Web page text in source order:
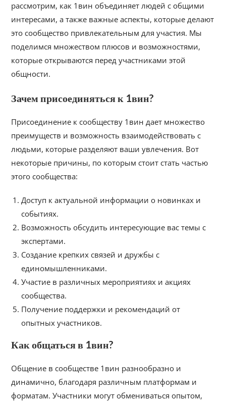
рассмотрим, как 1вин объединяет людей с общими
интересами, а также важные аспекты, которые делают
это сообщество привлекательным для участия. Мы
поделимся множеством плюсов и возможностями,
которые открываются перед участниками этой
общности.
Зачем присоединяться к 1вин?
Присоединение к сообществу 1вин дает множество
преимуществ и возможность взаимодействовать с
людьми, которые разделяют ваши увлечения. Вот
некоторые причины, по которым стоит стать частью
этого сообщества:
Доступ к актуальной информации о новинках и
событиях.
Возможность обсудить интересующие вас темы с
экспертами.
Создание крепких связей и дружбы с
единомышленниками.
Участие в различных мероприятиях и акциях
сообщества.
Получение поддержки и рекомендаций от
опытных участников.
Как общаться в 1вин?
Общение в сообществе 1вин разнообразно и
динамично, благодаря различным платформам и
форматам. Участники могут обмениваться опытом,